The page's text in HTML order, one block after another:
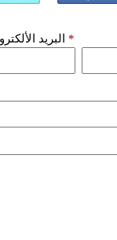
البريد *